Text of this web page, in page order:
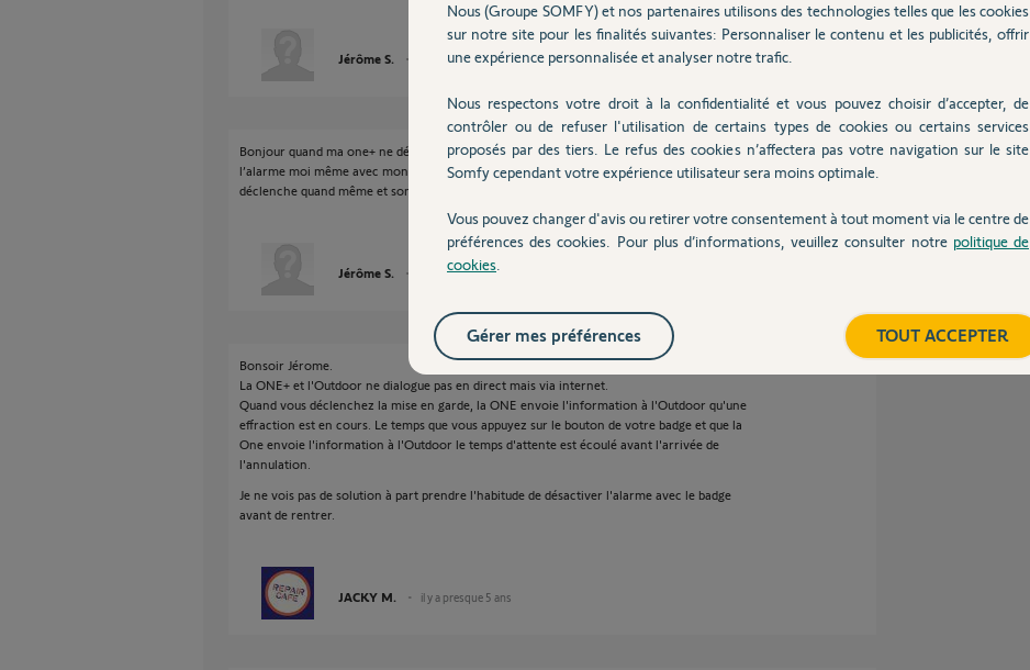
Jérôme S. il y a presque 5 ans
Bonjour quand ma one+ ne détecte pas le badge automatiquement et que je désactive
l’alarme moi même avec mon badge pendant la mise en garde ma caméra outdoor se
déclenche quand même et sonne je ne comprend pas pourquoi
Jérôme S. il y a presque 5 ans
Bonsoir Jérome.
La ONE+ et l'Outdoor ne dialogue pas en direct mais via internet.
Quand vous déclenchez la mise en garde, la ONE envoie l'information à l'Outdoor qu'une
effraction est en cours. Le temps que vous appuyez sur le bouton de votre badge et que la
One envoie l'information à l'Outdoor le temps d'attente est écoulé avant l'arrivée de
l'annulation.
Je ne vois pas de solution à part prendre l'habitude de désactiver l'alarme avec le badge
avant de rentrer.
JACKY M. il y a presque 5 ans
Nous (Groupe SOMFY) et nos partenaires utilisons des technologies telles que les cookies
sur notre site pour les finalités suivantes: Personnaliser le contenu et les publicités, offrir
une expérience personnalisée et analyser notre trafic.
Nous respectons votre droit à la confidentialité et vous pouvez choisir d’accepter, de
contrôler ou de refuser l'utilisation de certains types de cookies ou certains services
proposés par des tiers. Le refus des cookies n’affectera pas votre navigation sur le site
Somfy cependant votre expérience utilisateur sera moins optimale.
Vous pouvez changer d'avis ou retirer votre consentement à tout moment via le centre de
préférences des cookies. Pour plus d’informations, veuillez consulter notre politique de
cookies
TOUT ACCEPTER
Gérer mes préférences